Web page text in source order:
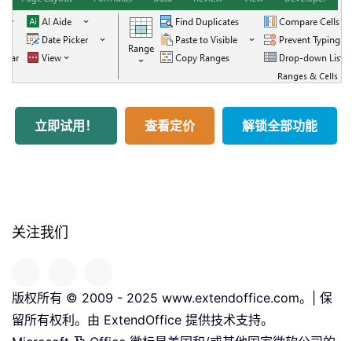
立即试用！ 查看定价 解锁全部功能
关注我们
版权所有 © 2009 - 2025 www.extendoffice.com。| 保
留所有权利。由 ExtendOffice 提供技术支持。